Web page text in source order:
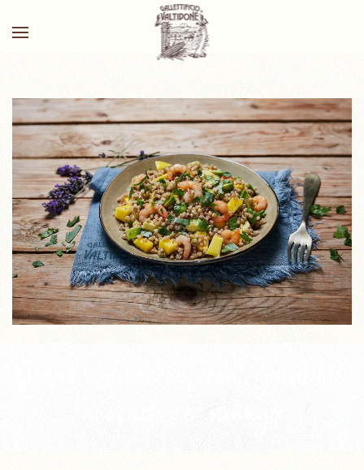
avocado e mango